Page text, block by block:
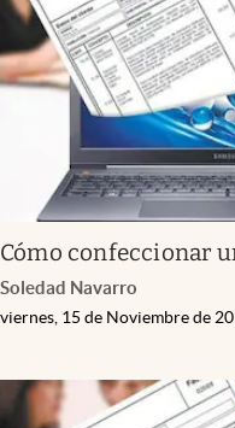
Cómo confeccionar
Soledad Navarro
viernes, 15 de Noviembre de